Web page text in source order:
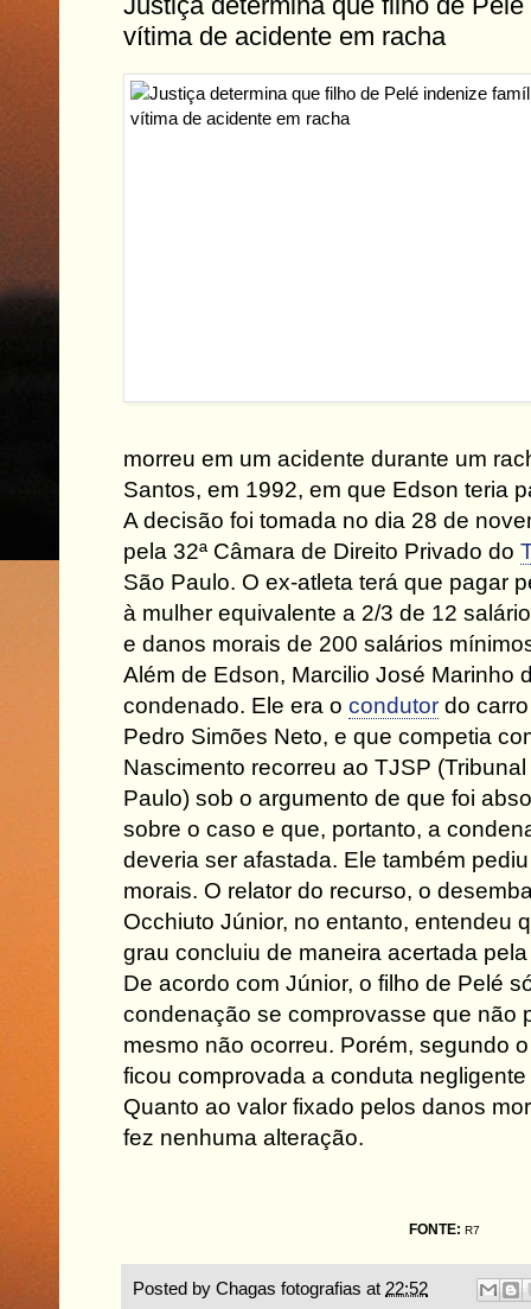
vítima de acidente em racha
morreu em um acidente durante um
Santos, em 1992, em que Edson teria
A decisão foi tomada no dia 28 de
pela 32ª Câmara de Direito Privado do
São Paulo. O ex-atleta terá que pagar
à mulher equivalente a 2/3 de 12
e danos morais de 200 salários
Além de Edson, Marcilio José Marinho
condenado. Ele era o condutor do
Pedro Simões Neto, e que competia
Nascimento recorreu ao TJSP
Paulo) sob o argumento de que foi
sobre o caso e que, portanto, a
deveria ser afastada. Ele também
morais. O relator do recurso, o
Occhiuto Júnior, no entanto, entendeu
grau concluiu de maneira acertada
De acordo com Júnior, o filho de Pelé
condenação se comprovasse que não
mesmo não ocorreu. Porém, segundo
ficou comprovada a conduta
Quanto ao valor fixado pelos danos
fez nenhuma alteração.
FONTE: R7
Posted by Chagas fotografias at 22:52